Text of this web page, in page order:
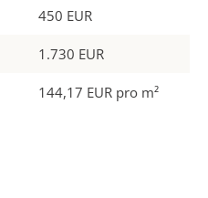
450 EUR
1.730 EUR
144,17 EUR pro m²